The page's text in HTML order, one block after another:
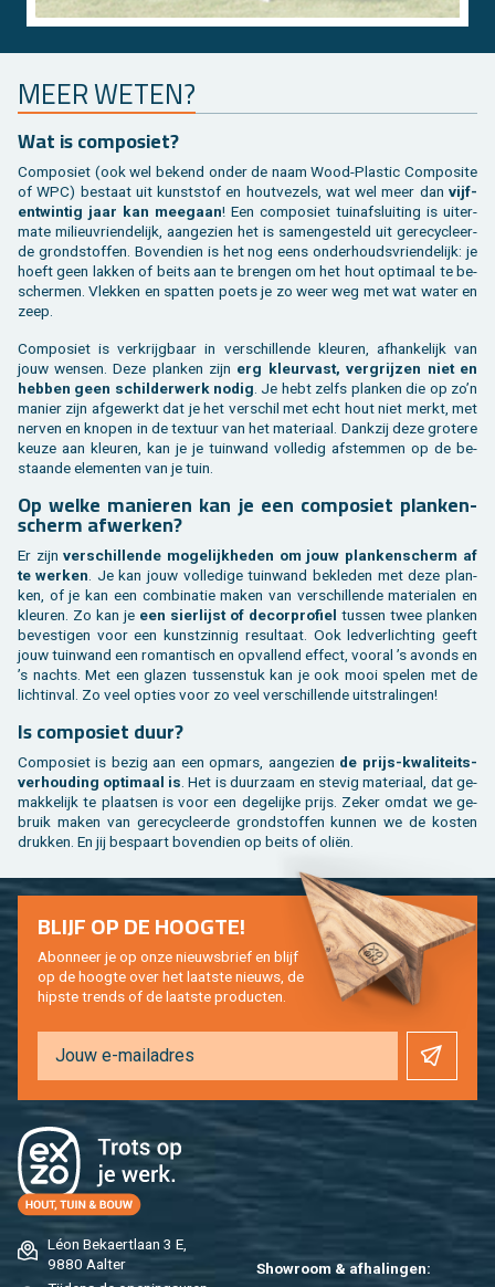
MEER WETEN?
Wat is com­po­siet?
Com­po­siet (ook wel be­kend onder de naam Wood-Plas­tic Com­po­si­te
of WPC) be­staat uit kunst­stof en hout­ve­zels, wat wel meer dan vijf­
en­twin­tig jaar kan mee­gaan! Een com­po­siet tuin­af­slui­ting is ui­ter­
ma­te mi­li­eu­vrien­de­lijk, aan­ge­zien het is sa­men­ge­steld uit ge­re­cy­cleer­
de grond­stof­fen. Bo­ven­dien is het nog eens on­der­houds­vrien­de­lijk: je
hoeft geen lak­ken of beits aan te bren­gen om het hout op­ti­maal te be­
scher­men. Vlek­ken en spat­ten poets je zo weer weg met wat water en
zeep.
Com­po­siet is ver­krijg­baar in ver­schil­len­de kleu­ren, af­han­ke­lijk van
jouw wen­sen. Deze plan­ken zijn erg kleur­vast, ver­grij­zen niet en
heb­ben geen schil­der­werk nodig . Je hebt zelfs plan­ken die op zo’n
ma­nier zijn af­ge­werkt dat je het ver­schil met echt hout niet merkt, met
ner­ven en kno­pen in de tex­tuur van het ma­te­ri­aal. Dank­zij deze gro­te­re
keuze aan kleu­ren, kan je je tuin­wand vol­le­dig af­stem­men op de be­
staan­de ele­men­ten van je tuin.
Op welke ma­nie­ren kan je een com­po­siet plan­ken­
scherm af­wer­ken?
Er zijn ver­schil­len­de mo­ge­lijk­he­den om jouw plan­ken­scherm af
te wer­ken . Je kan jouw vol­le­di­ge tuin­wand be­kle­den met deze plan­
ken, of je kan een com­bi­na­tie maken van ver­schil­len­de ma­te­ri­a­len en
kleu­ren. Zo kan je een sier­lijst of de­cor­pro­fiel tus­sen twee plan­ken
be­ves­ti­gen voor een kunst­zin­nig re­sul­taat. Ook led­ver­lich­ting geeft
jouw tuin­wand een ro­man­tisch en op­val­lend ef­fect, voor­al ’s avonds en
’s nachts. Met een gla­zen tus­sen­stuk kan je ook mooi spe­len met de
licht­in­val. Zo veel op­ties voor zo veel ver­schil­len­de uit­stra­lin­gen!
Is com­po­siet duur?
Com­po­siet is bezig aan een op­mars, aan­ge­zien de prijs-kwa­li­teits­
ver­hou­ding op­ti­maal is . Het is duur­zaam en ste­vig ma­te­ri­aal, dat ge­
mak­ke­lijk te plaat­sen is voor een de­ge­lij­ke prijs. Zeker omdat we ge­
bruik maken van ge­re­cy­cleer­de grond­stof­fen kun­nen we de kos­ten
druk­ken. En jij be­spaart bo­ven­dien op beits of oliën.
Léon Be­kaert­laan 3 E,
9880 Aal­ter
Show­room & af­ha­lin­gen:
BLIJF OP DE HOOG­TE!
Abon­neer je op onze nieuws­brief en blijf
op de hoog­te over het laat­ste nieuws, de
hip­s­te trends of de laat­ste pro­duc­ten.